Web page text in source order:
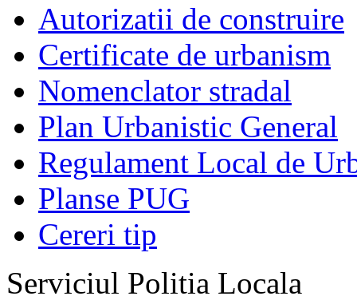
Autorizatii de construire
Certificate de urbanism
Nomenclator stradal
Plan Urbanistic General
Regulament Local de
Planse PUG
Cereri tip
Serviciul Politia Locala